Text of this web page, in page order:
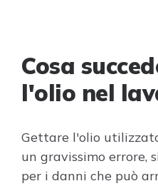
Cosa
l'olio nel
Gettare l'olio
un gravissimo errore,
per i danni che può